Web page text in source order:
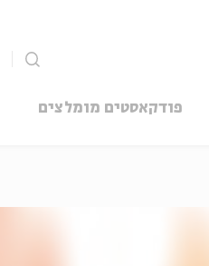
פודקאסטים מומלצים